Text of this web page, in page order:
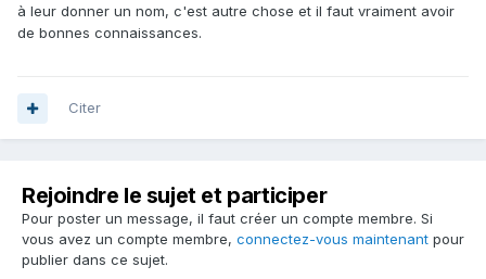
à leur donner un nom, c'est autre chose et il faut vraiment avoir
de bonnes connaissances.
Citer
Rejoindre le sujet et participer
Pour poster un message, il faut créer un compte membre. Si
vous avez un compte membre, connectez-vous maintenant pour
publier dans ce sujet.